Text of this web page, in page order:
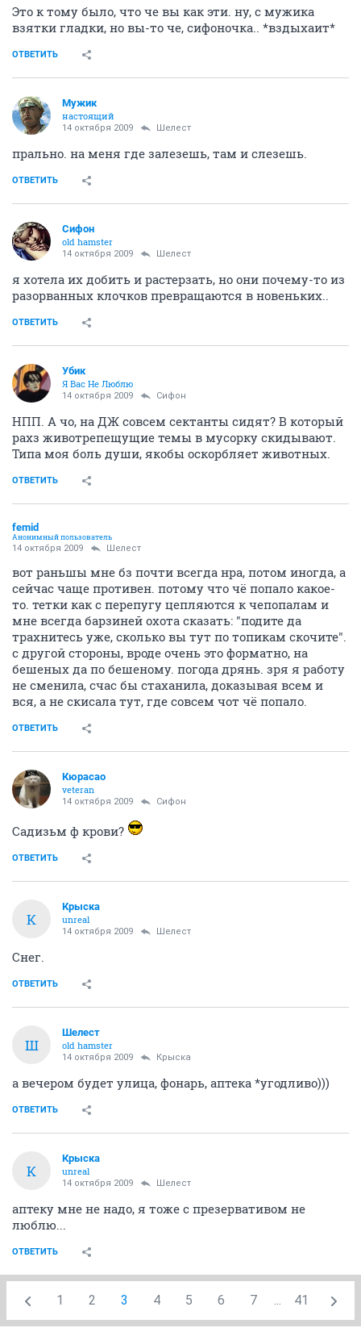
Это к тому было, что че вы как эти. ну, с мужика
взятки гладки, но вы-то че, сифоночка.. *вздыхаит*
ОТВЕТИТЬ
Мужик
настоящий
14 октября 2009 Шелест
прально. на меня где залезешь, там и слезешь.
ОТВЕТИТЬ
Сифон
old hamster
14 октября 2009 Шелест
я хотела их добить и растерзать, но они почему-то из
разорванных клочков превращаются в новеньких..
ОТВЕТИТЬ
Убик
Я Вас Не Люблю
14 октября 2009 Сифон
НПП. А чо, на ДЖ совсем сектанты сидят? В который
рахз животрепещущие темы в мусорку скидывают.
Типа моя боль души, якобы оскорбляет животных.
ОТВЕТИТЬ
femid
Анонимный пользователь
14 октября 2009 Шелест
вот раньшы мне бз почти всегда нра, потом иногда, а
сейчас чаще противен. потому что чё попало какое-
то. тетки как с перепугу цепляются к чепопалам и
мне всегда барзиней охота сказать: "подите да
трахнитесь уже, сколько вы тут по топикам скочите".
с другой стороны, вроде очень это форматно, на
бешеных да по бешеному. погода дрянь. зря я работу
не сменила, счас бы стаханила, доказывая всем и
вся, а не скисала тут, где совсем чот чё попало.
ОТВЕТИТЬ
Кюрасао
veteran
14 октября 2009 Сифон
Садизьм ф крови?
ОТВЕТИТЬ
К
Крыска
unreal
14 октября 2009 Шелест
Снег.
ОТВЕТИТЬ
Ш
Шелест
old hamster
14 октября 2009 Крыска
а вечером будет улица, фонарь, аптека *угодливо)))
ОТВЕТИТЬ
К
Крыска
unreal
14 октября 2009 Шелест
аптеку мне не надо, я тоже с презервативом не
люблю...
ОТВЕТИТЬ
1 2 3 4 5 6 7 ... 41